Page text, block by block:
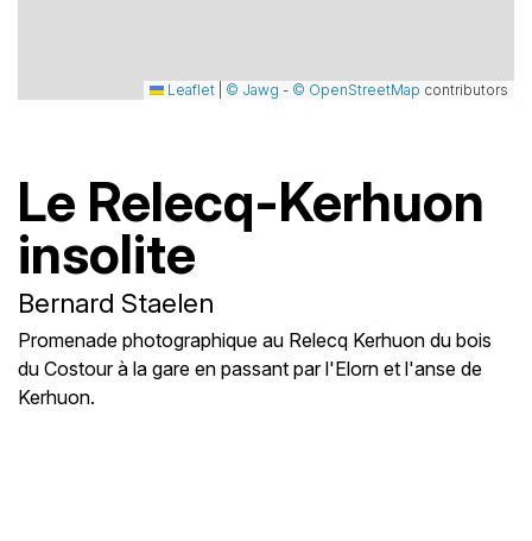
Le Relecq-Kerhuon
insolite
Bernard Staelen
Promenade photographique au Relecq Kerhuon du bois
du Costour à la gare en passant par l'Elorn et l'anse de
Kerhuon.
Leaflet © Jawg - © OpenStreetMap contributors